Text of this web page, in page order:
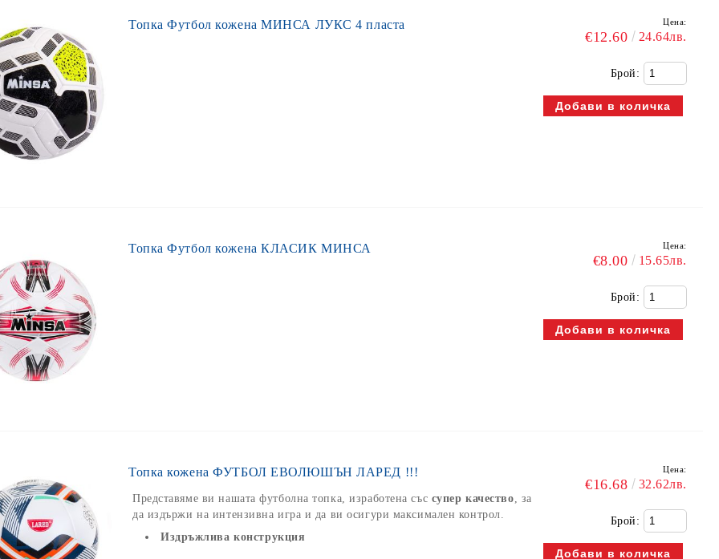
Топка Футбол кожена МИНСА ЛУКС 4 пласта Цена:
€12.60 24.64лв.
Брой:
Топка Футбол кожена КЛАСИК МИНСА Цена:
€8.00 15.65лв.
Брой:
Топка кожена ФУТБОЛ ЕВОЛЮШЪН ЛАРЕД !!!
Представяме ви нашата футболна топка, изработена със супер качество, за
да издържи на интензивна игра и да ви осигури максимален контрол.
Издръжлива конструкция
Цена:
€16.68 32.62лв.
Брой: